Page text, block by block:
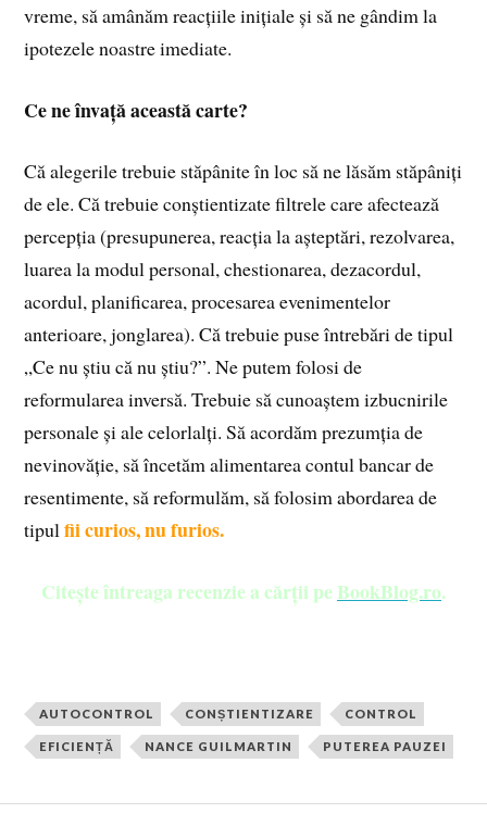
vreme, să amânăm reacțiile inițiale și să ne gândim la
ipotezele noastre imediate.
Ce ne învață această carte?
Că alegerile trebuie stăpânite în loc să ne lăsăm stăpâniți
de ele. Că trebuie conștientizate filtrele care afectează
percepția (presupunerea, reacția la așteptări, rezolvarea,
luarea la modul personal, chestionarea, dezacordul,
acordul, planificarea, procesarea evenimentelor
anterioare, jonglarea). Că trebuie puse întrebări de tipul
„Ce nu știu că nu știu?”. Ne putem folosi de
reformularea inversă. Trebuie să cunoaștem izbucnirile
personale și ale celorlalți. Să acordăm prezumția de
nevinovăție, să încetăm alimentarea contul bancar de
resentimente, să reformulăm, să folosim abordarea de
tipulfii curios, nu furios.
Citește întreaga recenzie a cărții pe BookBlog.ro.
AUTOCONTROL CONȘTIENTIZARE CONTROL
EFICIENȚĂ NANCE GUILMARTIN PUTEREA PAUZEI